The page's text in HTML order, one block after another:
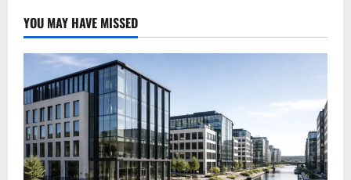
YOU MAY HAVE MISSED